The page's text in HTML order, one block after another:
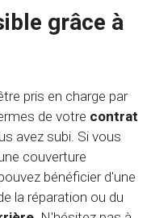
grâce à
pris en charge par
de votre contrat
avez subi. Si vous
couverture
bénéficier d'une
la réparation ou du